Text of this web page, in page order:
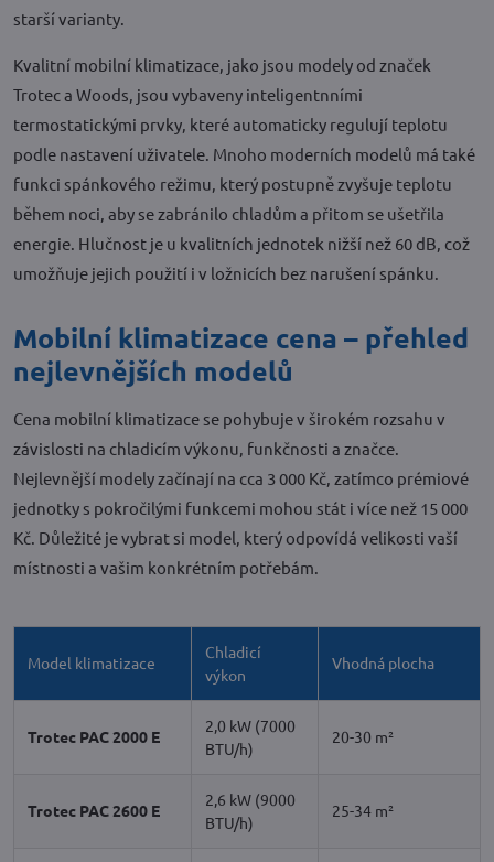
starší varianty.
Kvalitní mobilní klimatizace, jako jsou modely od značek
Trotec a Woods, jsou vybaveny inteligentnními
termostatickými prvky, které automaticky regulují teplotu
podle nastavení uživatele. Mnoho moderních modelů má také
funkci spánkového režimu, který postupně zvyšuje teplotu
během noci, aby se zabránilo chladům a přitom se ušetřila
energie. Hlučnost je u kvalitních jednotek nižší než 60 dB, což
umožňuje jejich použití i v ložnicích bez narušení spánku.
Mobilní klimatizace cena – přehled
nejlevnějších modelů
Cena mobilní klimatizace se pohybuje v širokém rozsahu v
závislosti na chladicím výkonu, funkčnosti a značce.
Nejlevnější modely začínají na cca 3 000 Kč, zatímco prémiové
jednotky s pokročilými funkcemi mohou stát i více než 15 000
Kč. Důležité je vybrat si model, který odpovídá velikosti vaší
místnosti a vašim konkrétním potřebám.
Model klimatizace
Chladicí
výkon
Vhodná plocha
Trotec PAC 2000 E
2,0 kW (7000
BTU/h)
20-30 m²
Trotec PAC 2600 E
2,6 kW (9000
BTU/h)
25-34 m²